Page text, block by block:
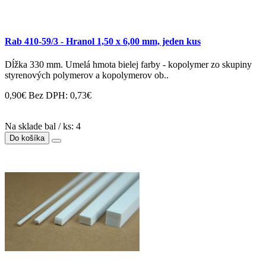
Rab 410-59/3 - Hranol 1,50 x 6,00 mm, jeden kus
Dĺžka 330 mm. Umelá hmota bielej farby - kopolymer zo skupiny
styrenových polymerov a kopolymerov ob..
0,90€ Bez DPH: 0,73€
Na sklade bal / ks: 4
Do košíka